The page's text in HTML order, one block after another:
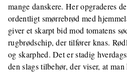
mange danskere. Her opgraderes
ordentligt smørrebrød med
giver et skarpt bid mod tomatens
rugbrødschip, der tilfører knas.
og skarphed. Det er stadig
den slags tilbehør, der viser, at